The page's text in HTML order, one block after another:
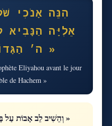
אֵלִיָּה הַנָּבִיא
ה׳ הַגָּדוֹל וְהַנּוֹרָא »
Eliyahou avant le jour
de Hachem »
« וְהֵשִׁיב לֵב אָבוֹת עַל בָּנִים וְלֵב בָּנִים עַל אֲבוֹתָם »